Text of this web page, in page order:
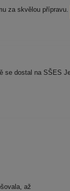
za skvělou přípravu.
dostal na SŠES
až